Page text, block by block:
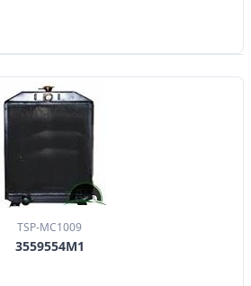
TSP-MC1009
3559554M1